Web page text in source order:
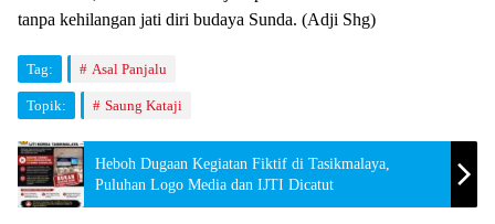
tanpa kehilangan jati diri budaya Sunda. (Adji Shg)
Tag: Asal Panjalu
Topik: Saung Kataji
Heboh Dugaan Kegiatan Fiktif di Tasikmalaya,
Puluhan Logo Media dan IJTI Dicatut